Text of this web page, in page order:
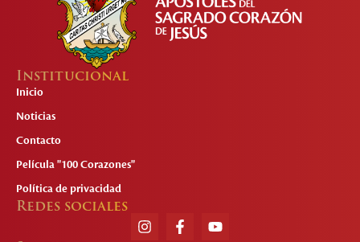
Institucional
Inicio
Noticias
Contacto
Película "100 Corazones"
Política de privacidad
Redes sociales